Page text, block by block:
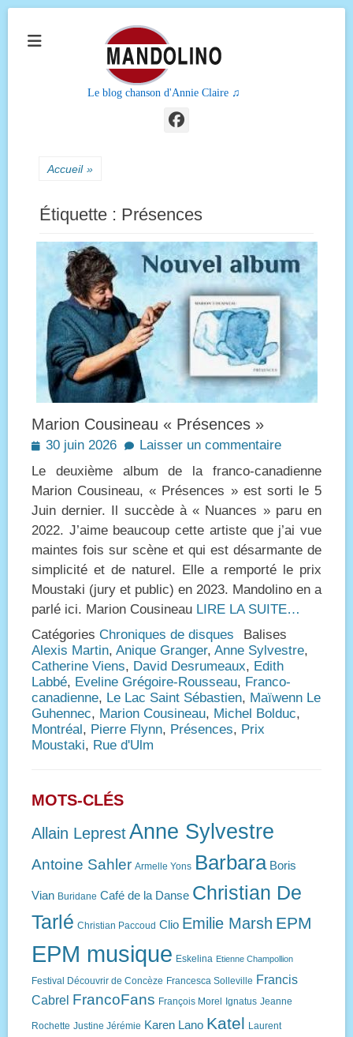
Le blog chanson d'Annie Claire ♫
Facebook
Accueil »
Étiquette : Présences
Marion Cousineau « Présences »
Posted
30 juin 2026
Laisser un commentaire
Le deuxième album de la franco-canadienne
Marion Cousineau, « Présences » est sorti le 5
Juin dernier. Il succède à « Nuances » paru en
2022. J’aime beaucoup cette artiste que j’ai vue
maintes fois sur scène et qui est désarmante de
simplicité et de naturel. Elle a remporté le prix
Moustaki (jury et public) en 2023. Mandolino en a
parlé ici. Marion Cousineau LIRE LA SUITE…
Catégories Chroniques de disques
Balises
Alexis Martin, Anique Granger, Anne Sylvestre,
Catherine Viens, David Desrumeaux, Edith
Labbé, Eveline Grégoire-Rousseau, Franco-
canadienne, Le Lac Saint Sébastien, Maïwenn Le
Guhennec, Marion Cousineau, Michel Bolduc,
Montréal, Pierre Flynn, Présences, Prix
Moustaki, Rue d'Ulm
MOTS-CLÉS
Allain LeprestAnne Sylvestre
Antoine Sahler Armelle Yons Barbara Boris
Vian Buridane Café de la Danse Christian De
Tarlé Christian Paccoud Clio Emilie Marsh EPM
EPM musique Eskelina Etienne Champollion
Festival Découvrir de Concèze Francesca Solleville Francis
Cabrel FrancoFans François Morel Ignatus Jeanne
Rochette Justine Jérémie Karen Lano Katel Laurent